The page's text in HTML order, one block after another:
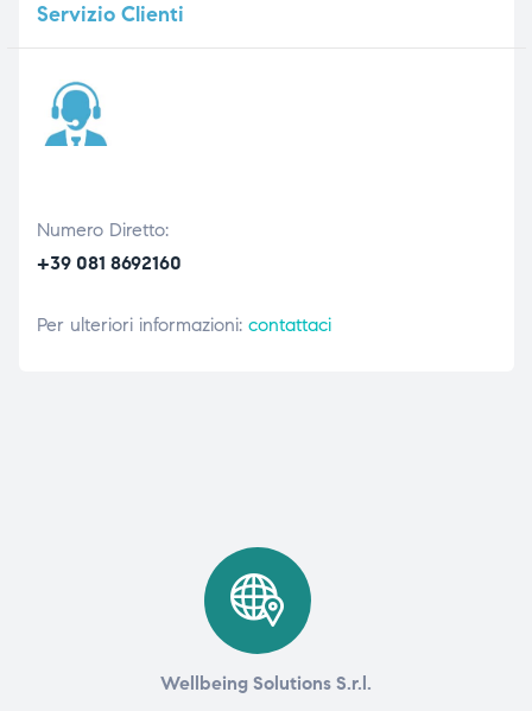
ServizioClienti
Numero Diretto:
+39 081 8692160
Per ulteriori informazioni: contattaci
Wellbeing Solutions S.r.l.